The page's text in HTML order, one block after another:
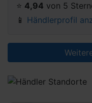
⭐️ 4,94 von 5
📱 Händlerprofil